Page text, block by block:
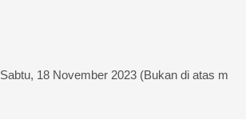
Sabtu, 18 November 2023 (Bukan di atas